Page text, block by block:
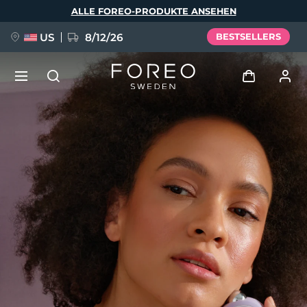
ALLE FOREO-PRODUKTE ANSEHEN
US 8/12/26 BESTSELLERS
Anmelden
Benutzerkonto
Meine Geräte
Meine Bestellungen
Meine Adressen
Meine Abonnements
NEU
FAQ™ Pure Beauty-Tech Elixir
BREAKING NEWS
issa™ Teeth Whitening Set
Sprache
English Deutsch
Español
Français
Italiano
Português
Polski
Svenska
Русский
Türkçe
简体中文 繁體中文